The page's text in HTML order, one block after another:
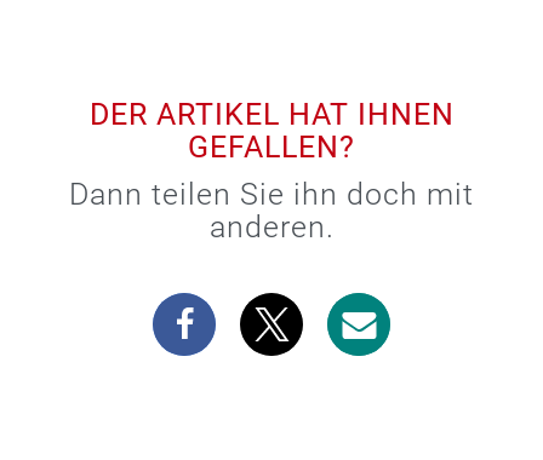
DER ARTIKEL HAT IHNEN
GEFALLEN?
Dann teilen Sie ihn doch mit
anderen.